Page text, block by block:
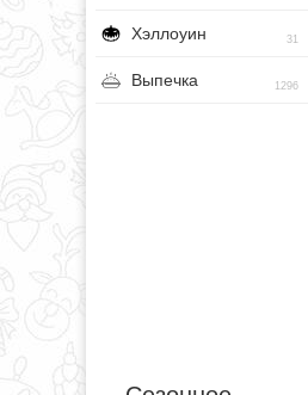
Хэллоуин 31
Выпечка 1296